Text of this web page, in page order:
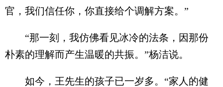
官，我们信任你，你直接给个调解方案。”
“那一刻，我仿佛看见冰冷的法条，因那份
朴素的理解而产生温暖的共振。”杨洁说。
如今，王先生的孩子已一岁多。“家人的健